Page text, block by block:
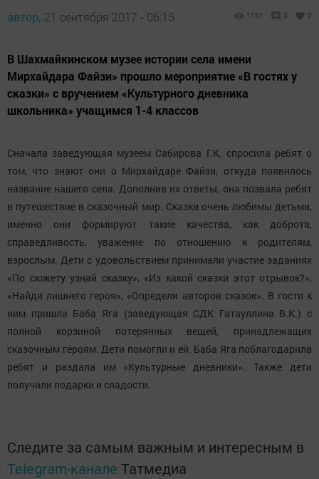
автор, 21 сентября 2017 - 06:15 1161 0 0
В Шахмайкинском музее истории села имени
Мирхайдара Файзи» прошло мероприятие «В гостях у
сказки» с вручением «Культурного дневника
школьника» учащимся 1-4 классов
Сначала заведующая музеем Сабирова Г.К. спросила ребят о
том, что знают они о Мирхайдаре Файзи, откуда появилось
название нашего села. Дополнив их ответы, она позвала ребят
в путешествие в сказочный мир. Сказки очень любимы детьми,
именно они формируют такие качества, как доброта,
справедливость, уважение по отношению к родителям,
взрослым. Дети с удовольствием принимали участие заданиях
«По сюжету узнай сказку», «Из какой сказки этот отрывок?»,
«Найди лишнего героя», «Определи авторов сказок». В гости к
ним пришла Баба Яга (заведующая СДК Гатауллина В.К.) с
полной корзиной потерянных вещей, принадлежащих
сказочным героям. Дети помогли и ей. Баба Яга поблагодарила
ребят и раздала им «Культурные дневники». Также дети
получили подарки и сладости.
Следите за самым важным и интересным в
Telegram-канале Татмедиа